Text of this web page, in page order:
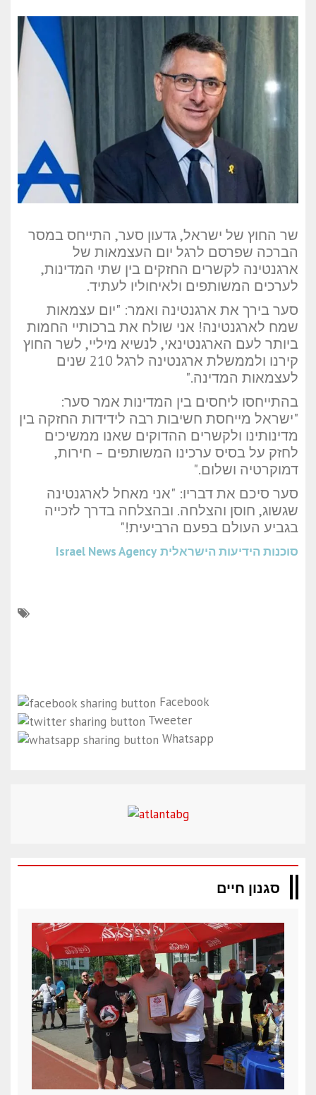
שר החוץ של ישראל, גדעון סער, התייחס במסר
הברכה שפרסם לרגל יום העצמאות של
ארגנטינה לקשרים החזקים בין שתי המדינות,
לערכים המשותפים ולאיחוליו לעתיד.
סער בירך את ארגנטינה ואמר: "יום עצמאות
שמח לארגנטינה! אני שולח את ברכותיי החמות
ביותר לעם הארגנטינאי, לנשיא מיליי, לשר החוץ
קירנו ולממשלת ארגנטינה לרגל 210 שנים
לעצמאות המדינה."
בהתייחסו ליחסים בין המדינות אמר סער:
"ישראל מייחסת חשיבות רבה לידידות החזקה בין
מדינותינו ולקשרים ההדוקים שאנו ממשיכים
לחזק על בסיס ערכינו המשותפים – חירות,
דמוקרטיה ושלום."
סער סיכם את דבריו: "אני מאחל לארגנטינה
שגשוג, חוסן והצלחה. ובהצלחה בדרך לזכייה
בגביע העולם בפעם הרביעית!"
סוכנות הידיעות הישראלית Israel News Agency
Facebook
Tweeter
Whatsapp
סגנון חיים